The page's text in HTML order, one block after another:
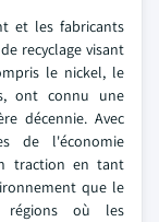
et les fabricants
recyclage visant
le nickel, le
ont connu une
décennie. Avec
de l'économie
traction en tant
que le
régions où les